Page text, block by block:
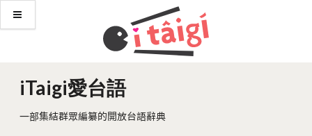
iTaigi愛台語
一部集結群眾編纂的開放台語辭典